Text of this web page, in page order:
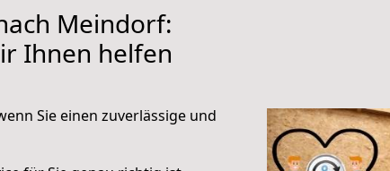
Meindorf:
Ihnen helfen
Sie einen zuverlässige und